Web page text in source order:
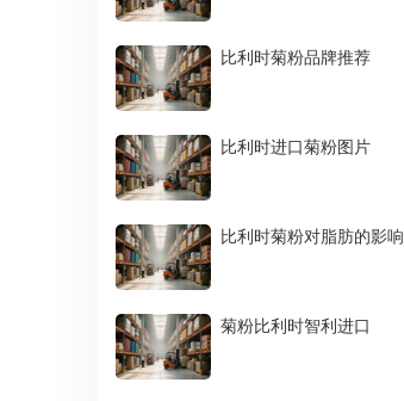
比利时菊粉品牌推荐
比利时进口菊粉图片
比利时菊粉对脂肪的影响
菊粉比利时智利进口